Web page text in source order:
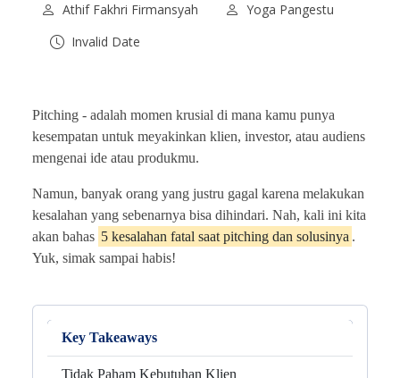
Athif Fakhri Firmansyah
Yoga Pangestu
Invalid Date
Pitching - adalah momen krusial di mana kamu punya
kesempatan untuk meyakinkan klien, investor, atau audiens
mengenai ide atau produkmu.
Namun, banyak orang yang justru gagal karena melakukan
kesalahan yang sebenarnya bisa dihindari. Nah, kali ini kita
akan bahas 5 kesalahan fatal saat pitching dan solusinya .
Yuk, simak sampai habis!
Key Takeaways
Tidak Paham Kebutuhan Klien